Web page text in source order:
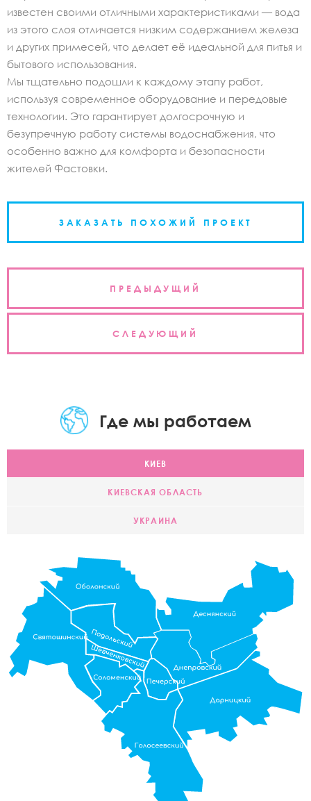
известен своими отличными характеристиками — вода
из этого слоя отличается низким содержанием железа
и других примесей, что делает её идеальной для питья и
бытового использования.
Мы тщательно подошли к каждому этапу работ,
используя современное оборудование и передовые
технологии. Это гарантирует долгосрочную и
безупречную работу системы водоснабжения, что
особенно важно для комфорта и безопасности
жителей Фастовки.
ЗАКАЗАТЬ ПОХОЖИЙ ПРОЕКТ
Навигация
записям
ПРЕДЫДУЩИЙ
СЛЕДУЮЩИЙ
Где мы работаем
КИЕВ
КИЕВСКАЯ ОБЛАСТЬ
УКРАИНА